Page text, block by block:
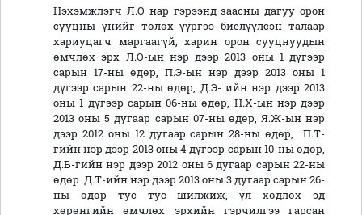
Нэхэмжлэгч Л.О нар гэрээнд заасны дагуу орон
сууцны үнийг төлөх үүргээ биелүүлсэн талаар
хариуцагч маргаагүй, харин орон сууцнуудын
өмчлөх эрх Л.О-ын нэр дээр 2013 оны 1 дүгээр
сарын 17-ны өдөр, П.Э-ын нэр дээр 2013 оны 1
дүгээр сарын 22-ны өдөр, Д.Э- ийн нэр дээр 2013
оны 1 дүгээр сарын 06-ны өдөр, Н.Х-ын нэр дээр
2013 оны 5 дугаар сарын 07-ны өдөр, Я.Ж-ын нэр
дээр 2012 оны 12 дугаар сарын 28-ны өдөр, П.Т-
гийн нэр дээр 2013 оны 4 дүгээр сарын 10-ны өдөр,
Д.Б-гийн нэр дээр 2012 оны 6 дугаар сарын 22-ны
өдөр Д.Т-ийн нэр дээр 2013 оны 3 дугаар сарын 26-
ны өдөр тус тус шилжиж, үл хөдлөх эд
хөрөнгийн өмчлөх эрхийн гэрчилгээ гарсан